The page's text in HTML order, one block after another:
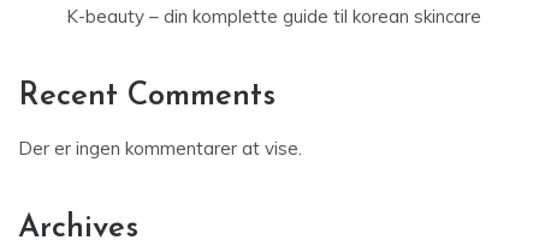
K-beauty – din komplette guide til korean skincare
Recent Comments
Der er ingen kommentarer at vise.
Archives